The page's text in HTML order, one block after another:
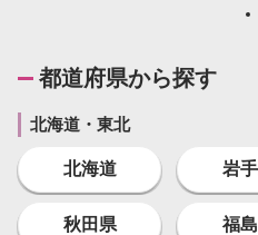
都道府県から探す
北海道・東北
北海道 岩
秋田県 福